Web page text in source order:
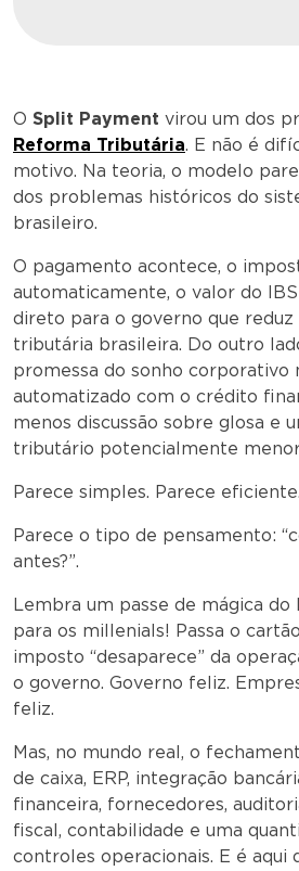
O Split Payment virou um dos
Reforma Tributária. E não é
motivo. Na teoria, o modelo
dos problemas históricos do
brasileiro.
O pagamento acontece, o
automaticamente, o valor do
direto para o governo que
tributária brasileira. Do outro
promessa do sonho corporativo
automatizado com o crédito
menos discussão sobre glosa e
tributário potencialmente
Parece simples. Parece eficiente.
Parece o tipo de pensamento:
antes?”.
Lembra um passe de mágica do
para os millenials! Passa o
imposto “desaparece” da
o governo. Governo feliz.
feliz.
Mas, no mundo real, o
de caixa, ERP, integração
financeira, fornecedores,
fiscal, contabilidade e uma
controles operacionais. E é aqui